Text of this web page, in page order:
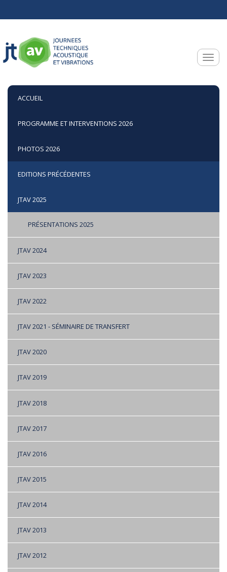
ACCUEIL
PROGRAMME ET INTERVENTIONS 2026
PHOTOS 2026
EDITIONS PRÉCÉDENTES
JTAV 2025
PRÉSENTATIONS 2025
JTAV 2024
JTAV 2023
JTAV 2022
JTAV 2021 - SÉMINAIRE DE TRANSFERT
JTAV 2020
JTAV 2019
JTAV 2018
JTAV 2017
JTAV 2016
JTAV 2015
JTAV 2014
JTAV 2013
JTAV 2012